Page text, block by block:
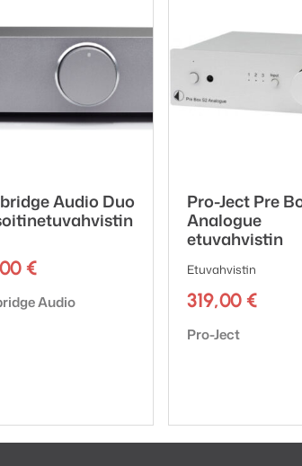
Audio Duo
€
Audio
Pro-Ject Pre
Analogue
etuvahvistin
Etuvahvistin
319,00 €
Tuotemerkki:
Pro-Ject